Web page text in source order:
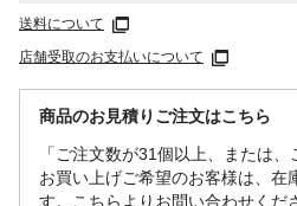
送料について
店舗受取のお支払いについて
商品のお見積りご注文はこちら
「ご注文数が31個以上、または
お買い上げご希望のお客様は、在
す。こちらよりお問い合わせくだ